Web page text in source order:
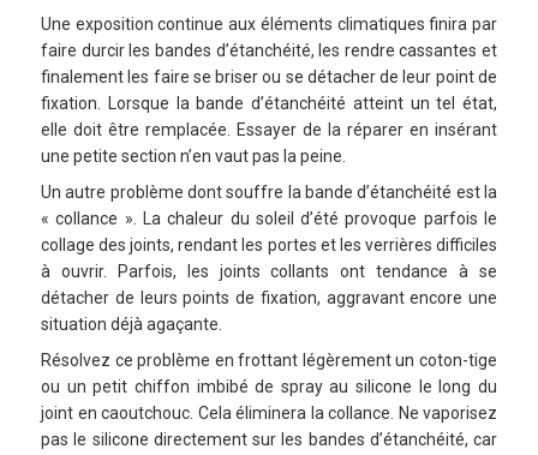
Une exposition continue aux éléments climatiques finira par
faire durcir les bandes d’étanchéité, les rendre cassantes et
finalement les faire se briser ou se détacher de leur point de
fixation. Lorsque la bande d’étanchéité atteint un tel état,
elle doit être remplacée. Essayer de la réparer en insérant
une petite section n’en vaut pas la peine.
Un autre problème dont souffre la bande d’étanchéité est la
« collance ». La chaleur du soleil d’été provoque parfois le
collage des joints, rendant les portes et les verrières difficiles
à ouvrir. Parfois, les joints collants ont tendance à se
détacher de leurs points de fixation, aggravant encore une
situation déjà agaçante.
Résolvez ce problème en frottant légèrement un coton-tige
ou un petit chiffon imbibé de spray au silicone le long du
joint en caoutchouc. Cela éliminera la collance. Ne vaporisez
pas le silicone directement sur les bandes d’étanchéité, car